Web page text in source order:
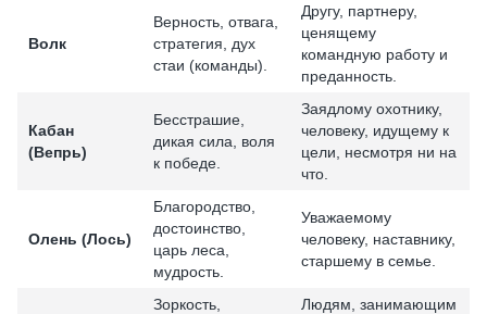
Волк
Верность, отвага,
стратегия, дух
стаи (команды).
Другу, партнеру,
ценящему
командную работу и
преданность.
Кабан
(Вепрь)
Бесстрашие,
дикая сила, воля
к победе.
Заядлому охотнику,
человеку, идущему к
цели, несмотря ни на
что.
Олень (Лось)
Благородство,
достоинство,
царь леса,
мудрость.
Уважаемому
человеку, наставнику,
старшему в семье.
Зоркость,
Людям, занимающим